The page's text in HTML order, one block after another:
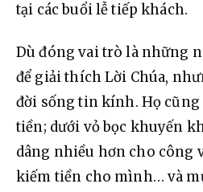
tại các buổi lễ tiếp khách.
Dù đóng vai trò là những
để giải thích Lời Chúa,
đời sống tin kính. Họ
tiền; dưới vỏ bọc khuyến
dâng nhiều hơn cho công
kiếm tiền cho mình… và